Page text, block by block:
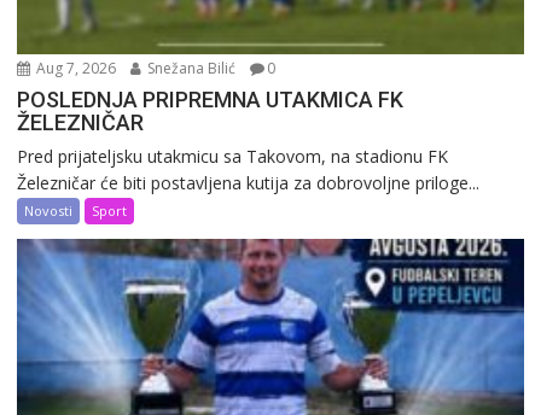
Aug 7, 2026 Snežana Bilić 0
POSLEDNJA PRIPREMNA UTAKMICA FK
ŽELEZNIČAR
Pred prijateljsku utakmicu sa Takovom, na stadionu FK
Železničar će biti postavljena kutija za dobrovoljne priloge...
Novosti Sport